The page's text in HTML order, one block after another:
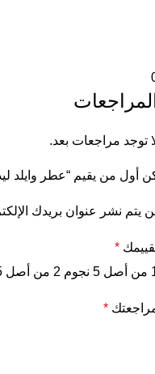
توجد مراجعات بعد.
أول من يقيم “عطر وايلد
يتم نشر عنوان بريدك
*
نجوم
2 من أصل 5 نجوم
*